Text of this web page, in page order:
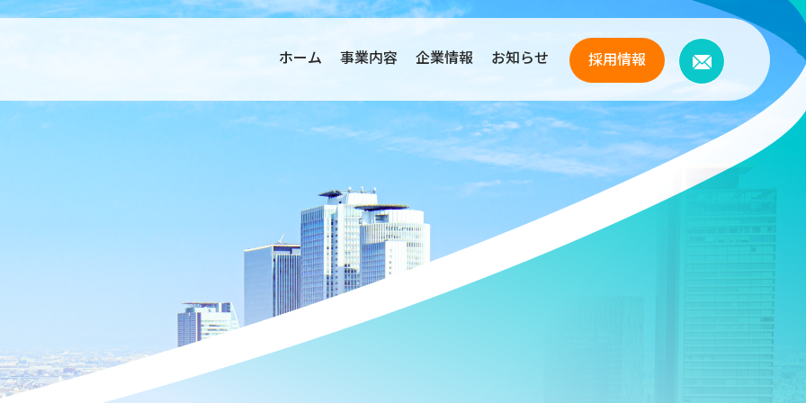
ホーム 事業内容 企業情報 お知らせ 採用情報